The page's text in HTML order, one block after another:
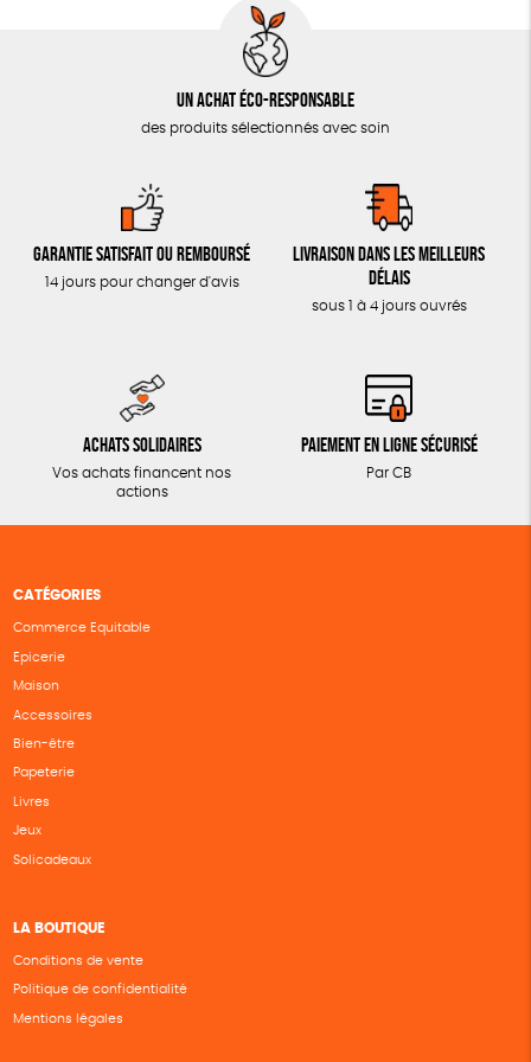
Un achat éco-responsable
des produits sélectionnés avec soin
Garantie satisfait ou remboursé
14 jours pour changer d'avis
Livraison dans les meilleurs
délais
sous 1 à 4 jours ouvrés
Achats solidaires
Vos achats financent nos
actions
Paiement en ligne sécurisé
Par CB
CATÉGORIES
Commerce Equitable
Epicerie
Maison
Accessoires
Bien-être
Papeterie
Livres
Jeux
Solicadeaux
LA BOUTIQUE
Conditions de vente
Politique de confidentialité
Mentions légales